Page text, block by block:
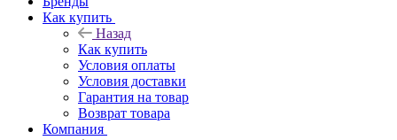
Как купить
Назад
Как купить
Условия оплаты
Условия доставки
Гарантия на товар
Возврат товара
Компания